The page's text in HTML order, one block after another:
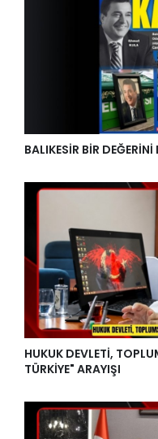
BALIKESİR BİR
HUKUK DEVLETİ,
TÜRKİYE" ARAYIŞI